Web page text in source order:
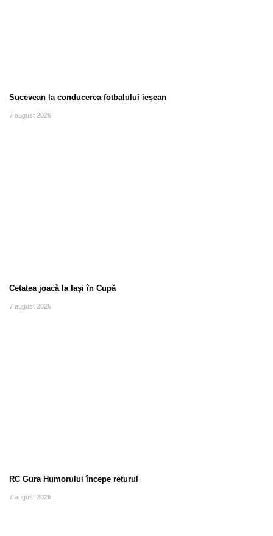
Sucevean la conducerea fotbalului ieșean
7 august 2026
Cetatea joacă la Iași în Cupă
7 august 2026
RC Gura Humorului începe returul
7 august 2026